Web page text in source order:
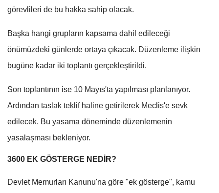
görevlileri de bu hakka sahip olacak.
Başka hangi grupların kapsama dahil edileceği
önümüzdeki günlerde ortaya çıkacak. Düzenleme ilişkin
bugüne kadar iki toplantı gerçekleştirildi.
Son toplantının ise 10 Mayıs'ta yapılması planlanıyor.
Ardından taslak teklif haline getirilerek Meclis'e sevk
edilecek. Bu yasama döneminde düzenlemenin
yasalaşması bekleniyor.
3600 EK GÖSTERGE NEDİR?
Devlet Memurları Kanunu'na göre "ek gösterge", kamu